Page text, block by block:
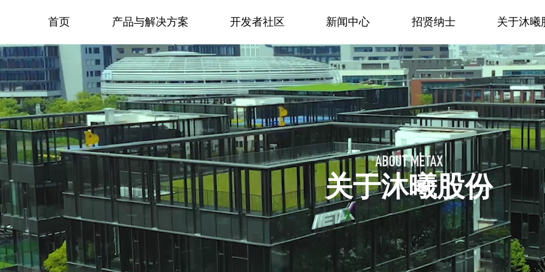
首页 产品与解决方案 开发者社区 新闻中心 招贤纳士 关于沐曦
ABOUT METAX
关于沐曦股份